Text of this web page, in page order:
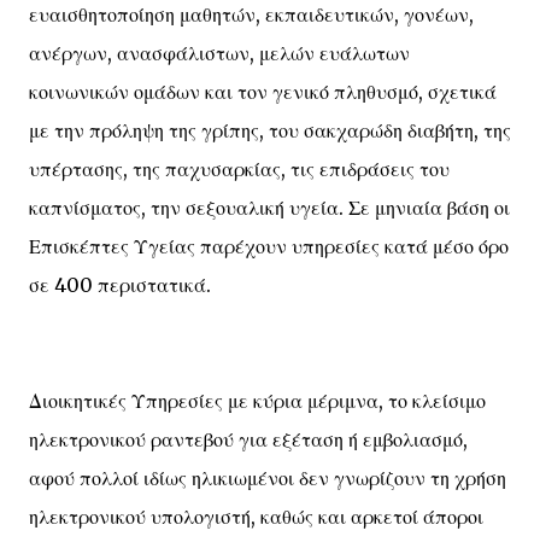
ευαισθητοποίηση μαθητών, εκπαιδευτικών, γονέων,
ανέργων, ανασφάλιστων, μελών ευάλωτων
κοινωνικών ομάδων και τον γενικό πληθυσμό, σχετικά
με την πρόληψη της γρίπης, του σακχαρώδη διαβήτη, της
υπέρτασης, της παχυσαρκίας, τις επιδράσεις του
καπνίσματος, την σεξουαλική υγεία. Σε μηνιαία βάση οι
Επισκέπτες Υγείας παρέχουν υπηρεσίες κατά μέσο όρο
σε 400 περιστατικά.
Διοικητικές Υπηρεσίες με κύρια μέριμνα, το κλείσιμο
ηλεκτρονικού ραντεβού για εξέταση ή εμβολιασμό,
αφού πολλοί ιδίως ηλικιωμένοι δεν γνωρίζουν τη χρήση
ηλεκτρονικού υπολογιστή, καθώς και αρκετοί άποροι